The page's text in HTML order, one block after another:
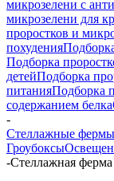
микрозелени с
микрозелени для
проростков и
похудения
Подборка
детейПодборка
питанияПодборка
содержанием белка
-
Стеллажные фермы
Гроубоксы
-Стеллажная